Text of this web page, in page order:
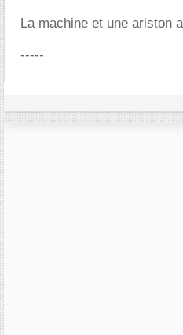
La machine et une ariston
-----